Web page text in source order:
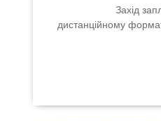
Захід
дистанційному